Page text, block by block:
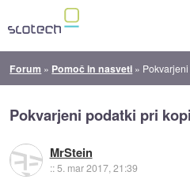
Forum » Pomoč in nasveti »
Pokvarjeni podatki pri
MrStein
::5. mar 2017, 21:39